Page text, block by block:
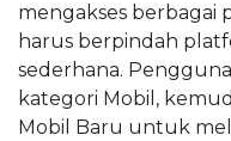
mengakses berbagai
harus berpindah
sederhana.
kategori Mobil,
Mobil Baru untuk